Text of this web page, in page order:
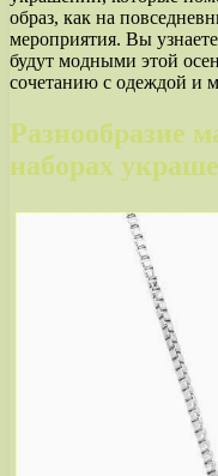
образ, как на
мероприятия. Вы
будут модными этой
сочетанию с одеждой и
Разнообразие
наборах